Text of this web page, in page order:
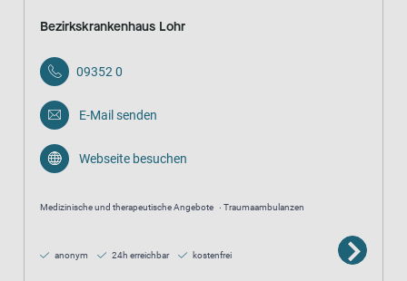
Bezirkskrankenhaus Lohr
09352 0
E-Mail senden
Webseite besuchen
Medizinische und therapeutische Angebote Traumaambulanzen
anonym 24h erreichbar kostenfrei